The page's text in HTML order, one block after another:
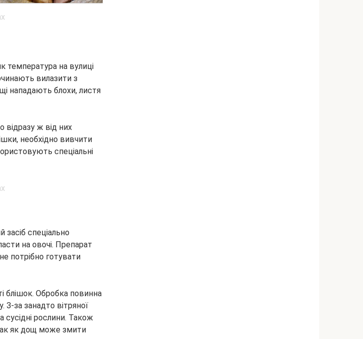
температура на вулиці
вилазити з
нападають блохи, листя
відразу ж від них
необхідно вивчити
спеціальні
спеціально
на овочі. Препарат
потрібно готувати
блішок. Обробка повинна
З-за занадто вітряної
сусідні рослини. Також
як дощ може змити